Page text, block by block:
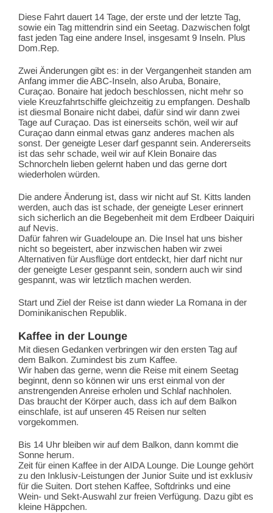
Diese Fahrt dauert 14 Tage, der erste und der letzte Tag,
sowie ein Tag mittendrin sind ein Seetag. Dazwischen folgt
fast jeden Tag eine andere Insel, insgesamt 9 Inseln. Plus
Dom.Rep.
Zwei Änderungen gibt es: in der Vergangenheit standen am
Anfang immer die ABC-Inseln, also Aruba, Bonaire,
Curaçao. Bonaire hat jedoch beschlossen, nicht mehr so
viele Kreuzfahrtschiffe gleichzeitig zu empfangen. Deshalb
ist diesmal Bonaire nicht dabei, dafür sind wir dann zwei
Tage auf Curaçao. Das ist einerseits schön, weil wir auf
Curaçao dann einmal etwas ganz anderes machen als
sonst. Der geneigte Leser darf gespannt sein. Andererseits
ist das sehr schade, weil wir auf Klein Bonaire das
Schnorcheln lieben gelernt haben und das gerne dort
wiederholen würden.
Die andere Änderung ist, dass wir nicht auf St. Kitts landen
werden, auch das ist schade, der geneigte Leser erinnert
sich sicherlich an die Begebenheit mit dem Erdbeer Daiquiri
auf Nevis.
Dafür fahren wir Guadeloupe an. Die Insel hat uns bisher
nicht so begeistert, aber inzwischen haben wir zwei
Alternativen für Ausflüge dort entdeckt, hier darf nicht nur
der geneigte Leser gespannt sein, sondern auch wir sind
gespannt, was wir letztlich machen werden.
Start und Ziel der Reise ist dann wieder La Romana in der
Dominikanischen Republik.
Kaffee in der Lounge
Mit diesen Gedanken verbringen wir den ersten Tag auf
dem Balkon. Zumindest bis zum Kaffee.
Wir haben das gerne, wenn die Reise mit einem Seetag
beginnt, denn so können wir uns erst einmal von der
anstrengenden Anreise erholen und Schlaf nachholen.
Das braucht der Körper auch, dass ich auf dem Balkon
einschlafe, ist auf unseren 45 Reisen nur selten
vorgekommen.
Bis 14 Uhr bleiben wir auf dem Balkon, dann kommt die
Sonne herum.
Zeit für einen Kaffee in der AIDA Lounge. Die Lounge gehört
zu den Inklusiv-Leistungen der Junior Suite und ist exklusiv
für die Suiten. Dort stehen Kaffee, Softdrinks und eine
Wein- und Sekt-Auswahl zur freien Verfügung. Dazu gibt es
kleine Häppchen.